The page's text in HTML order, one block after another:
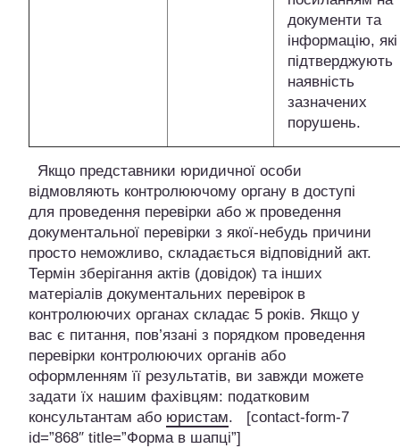
документи та
інформацію, які
підтверджують
наявність
зазначених
порушень.
Якщо представники юридичної особи
відмовляють контролюючому органу в доступі
для проведення перевірки або ж проведення
документальної перевірки з якої-небудь причини
просто неможливо, складається відповідний акт.
Термін зберігання актів (довідок) та інших
матеріалів документальних перевірок в
контролюючих органах складає 5 років. Якщо у
вас є питання, пов’язані з порядком проведення
перевірки контролюючих органів або
оформленням її результатів, ви завжди можете
задати їх нашим фахівцям: податковим
консультантам або юристам. [contact-form-7
id=”868″ title=”Форма в шапці”]